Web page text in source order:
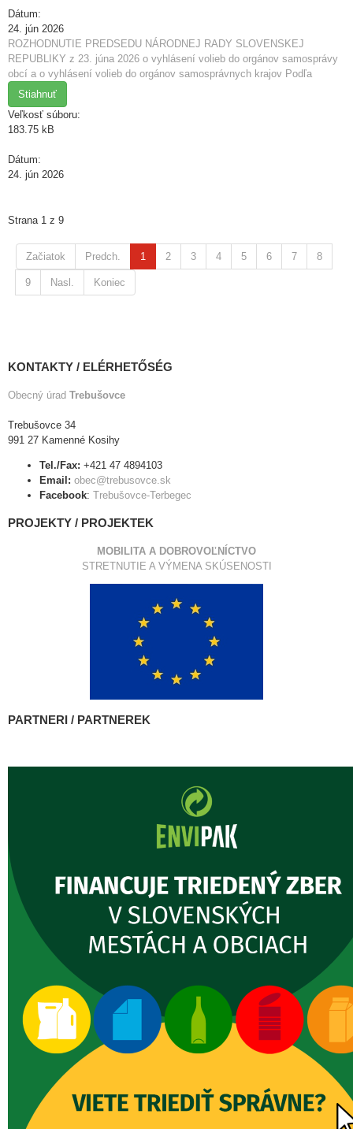
Dátum:
24. jún 2026
ROZHODNUTIE PREDSEDU NÁRODNEJ RADY SLOVENSKEJ
REPUBLIKY z 23. júna 2026 o vyhlásení volieb do orgánov samosprávy
obcí a o vyhlásení volieb do orgánov samosprávnych krajov Podľa
Stiahnuť
Veľkosť súboru:
183.75 kB
Dátum:
24. jún 2026
Strana 1 z 9
Začiatok Predch. 1 2 3 4 5 6 7 8
9 Nasl. Koniec
KONTAKTY / ELÉRHETŐSÉG
Obecný úrad Trebušovce
Trebušovce 34
991 27 Kamenné Kosihy
Tel./Fax: +421 47 4894103
Email: obec@trebusovce.sk
Facebook: Trebušovce-Terbegec
PROJEKTY / PROJEKTEK
MOBILITA A DOBROVOĽNÍCTVO
STRETNUTIE A VÝMENA SKÚSENOSTI
PARTNERI / PARTNEREK